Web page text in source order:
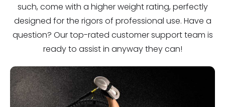
such, come with a higher weight rating, perfectly
designed for the rigors of professional use. Have a
question? Our top-rated customer support team is
ready to assist in anyway they can!